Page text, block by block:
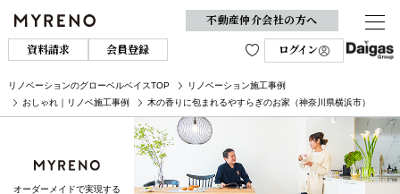
不動産仲介会社の方へ
資料請求
会員登録 ログイン
リノベーションのグローベルベイスTOP
リノベーション施工事例
おしゃれ｜リノベ施工事例
木の香りに包まれるやすらぎのお家（神奈川県横浜市）
オーダーメイドで実現する